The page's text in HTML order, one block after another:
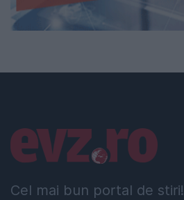
Cel mai bun portal de stiri!
Linkuri utile